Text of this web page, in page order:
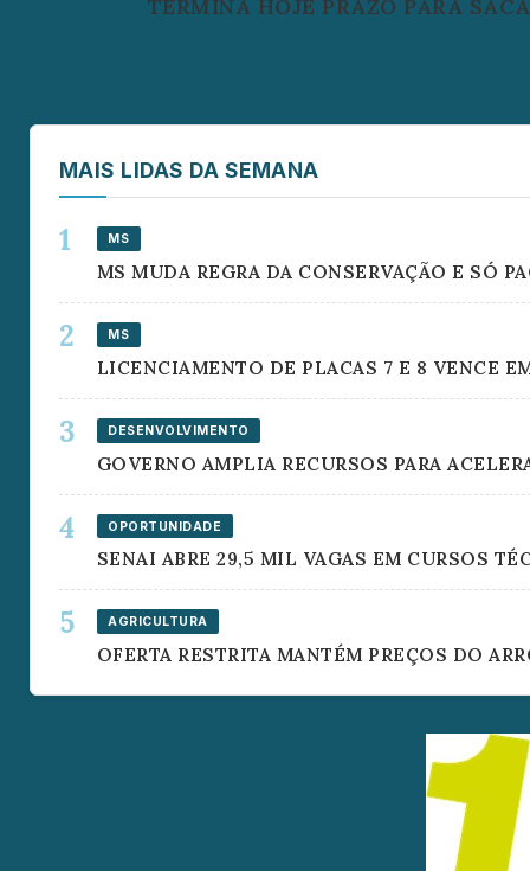
TERMINA HOJE PRAZO PARA
MAIS LIDAS DA SEMANA
MS
MS MUDA REGRA DA CONSERVAÇÃO E SÓ
MS
LICENCIAMENTO DE PLACAS 7 E 8 VENCE
DESENVOLVIMENTO
GOVERNO AMPLIA RECURSOS PARA
OPORTUNIDADE
SENAI ABRE 29,5 MIL VAGAS EM CURSOS
AGRICULTURA
OFERTA RESTRITA MANTÉM PREÇOS DO